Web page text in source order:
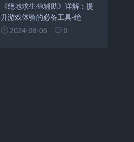
《绝地求生4k辅助》详解：提
升游戏体验的必备工具-绝
2024-08-06
0